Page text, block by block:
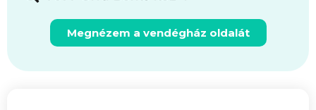
Megnézem a vendégház oldalát